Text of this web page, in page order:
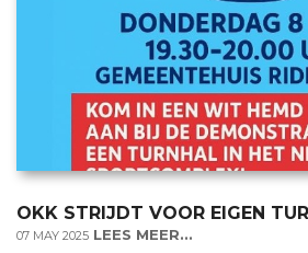
OKK STRIJDT VOOR EIGEN
07 MAY 2025 LEES MEER...